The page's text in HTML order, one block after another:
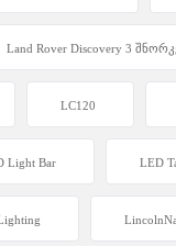
Land Rover Discovery 3
LC120
Light Bar LED